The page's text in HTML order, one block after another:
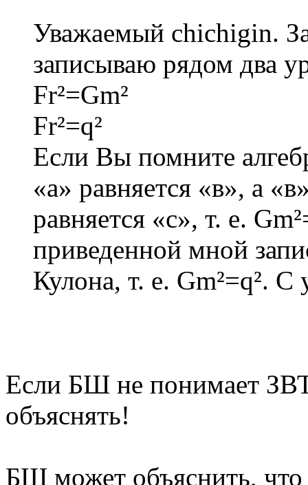
Уважаемый chichigin.
записываю рядом два
Fr²=Gm²
Fr²=q²
Если Вы помните
«а» равняется «в», а
равняется «с», т. е.
приведенной мной
Кулона, т. е. Gm²=q².
Если БШ не понимает
объяснять!
БШ может объяснить, что